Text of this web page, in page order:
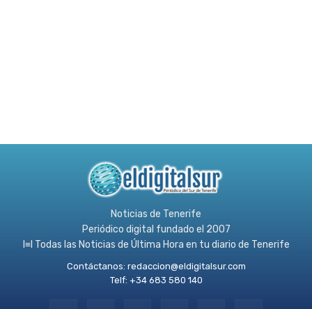
Noticias de Tenerife
Periódico digital fundado el 2007
l≡l Todas las Noticias de Última Hora en tu diario de Tenerife
Contáctanos: redaccion@eldigitalsur.com
Telf: +34 683 580 140